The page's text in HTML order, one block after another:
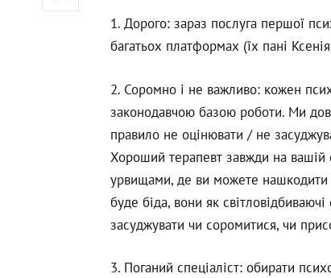
1. Дорого: зараз послуга першої
багатьох платформах (їх пані
2. Соромно і не важливо: кожен
законодавчою базою роботи. Ми
правило не оцінювати / не
Хороший терапевт завжди на вашій
урвищами, де ви можете
буде біда, вони як
засуджувати чи соромитися, чи
3. Поганий спеціаліст: обирати